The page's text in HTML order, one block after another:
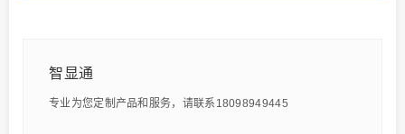
智显通
专业为您定制产品和服务，请联系18098949445